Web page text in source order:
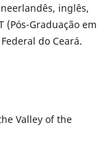
inglês,
(Pós-Graduação em
do Ceará.
Valley of the